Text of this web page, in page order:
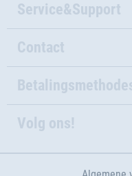
Service&Support
Contact
Volg ons!